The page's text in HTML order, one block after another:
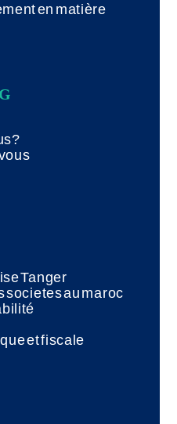
en matière
Tanger
societes au maroc
et fiscale